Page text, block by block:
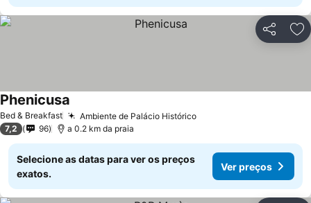
Partilhar
Bed & Breakfast Ambiente de Palácio Histórico
Phenicusa
7,2 96 a 0.2 km da praia
Selecione as datas para ver os preços
exatos.
Ver preços